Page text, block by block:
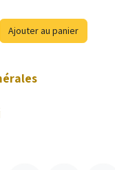
Ajouter au panier